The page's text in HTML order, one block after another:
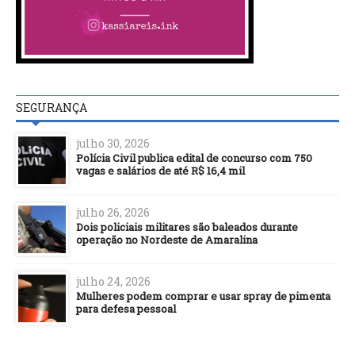
SEGURANÇA
julho 30, 2026
Polícia Civil publica edital de concurso com 750
vagas e salários de até R$ 16,4 mil
julho 26, 2026
Dois policiais militares são baleados durante
operação no Nordeste de Amaralina
julho 24, 2026
Mulheres podem comprar e usar spray de pimenta
para defesa pessoal